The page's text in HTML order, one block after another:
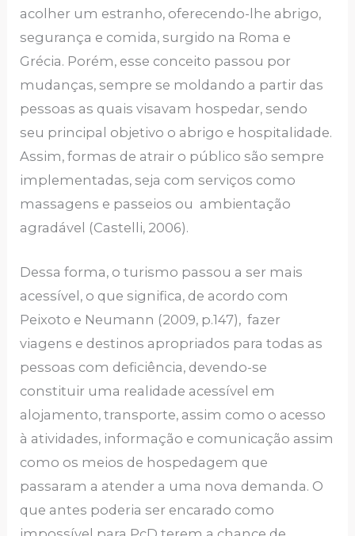
acolher um estranho, oferecendo-lhe abrigo,
segurança e comida, surgido na Roma e
Grécia. Porém, esse conceito passou por
mudanças, sempre se moldando a partir das
pessoas as quais visavam hospedar, sendo
seu principal objetivo o abrigo e hospitalidade.
Assim, formas de atrair o público são sempre
implementadas, seja com serviços como
massagens e passeios ou ambientação
agradável (Castelli, 2006).
Dessa forma, o turismo passou a ser mais
acessível, o que significa, de acordo com
Peixoto e Neumann (2009, p.147), fazer
viagens e destinos apropriados para todas as
pessoas com deficiência, devendo-se
constituir uma realidade acessível em
alojamento, transporte, assim como o acesso
à atividades, informação e comunicação assim
como os meios de hospedagem que
passaram a atender a uma nova demanda. O
que antes poderia ser encarado como